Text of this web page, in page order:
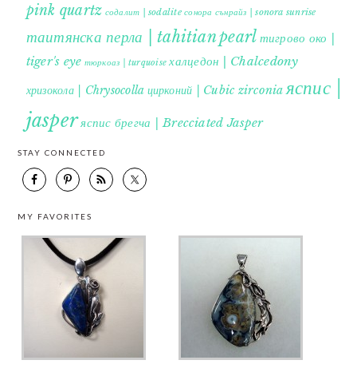
pink quartz содалит | sodalite сонора сънрайз | sonora sunrise
таитянска перла | tahitian pearl тигрово око |
tiger's eye тюркоаз | turquoise халцедон | Chalcedony
хризокола | Chrysocolla цирконий | Cubic zirconia яспис |
jasperяспис брегча | Brecciated Jasper
STAY CONNECTED
MY FAVORITES